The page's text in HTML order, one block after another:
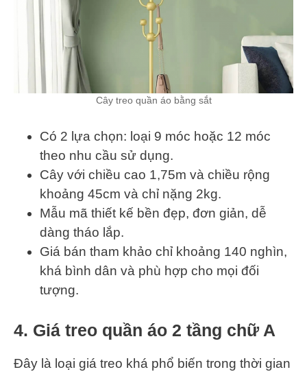
Cây treo quần áo bằng sắt
Có 2 lựa chọn: loại 9 móc hoặc 12 móc
theo nhu cầu sử dụng.
Cây với chiều cao 1,75m và chiều rộng
khoảng 45cm và chỉ nặng 2kg.
Mẫu mã thiết kế bền đẹp, đơn giản, dễ
dàng tháo lắp.
Giá bán tham khảo chỉ khoảng 140 nghìn,
khá bình dân và phù hợp cho mọi đối
tượng.
4. Giá treo quần áo 2 tầng chữ A
Đây là loại giá treo khá phổ biến trong thời gian